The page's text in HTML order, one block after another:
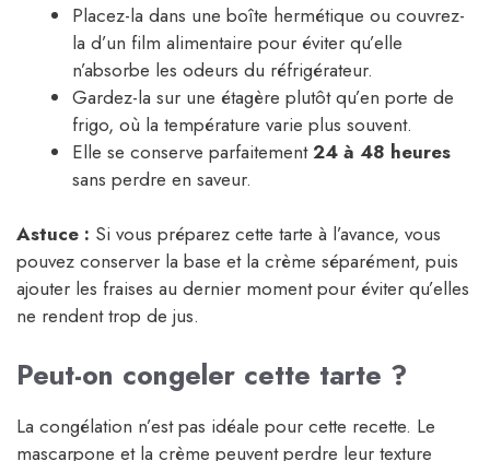
Placez-la dans une boîte hermétique ou couvrez-
la d’un film alimentaire pour éviter qu’elle
n’absorbe les odeurs du réfrigérateur.
Gardez-la sur une étagère plutôt qu’en porte de
frigo, où la température varie plus souvent.
Elle se conserve parfaitement24 à 48 heures
sans perdre en saveur.
Astuce : Si vous préparez cette tarte à l’avance, vous
pouvez conserver la base et la crème séparément, puis
ajouter les fraises au dernier moment pour éviter qu’elles
ne rendent trop de jus.
Peut-on congeler cette tarte ?
La congélation n’est pas idéale pour cette recette. Le
mascarpone et la crème peuvent perdre leur texture